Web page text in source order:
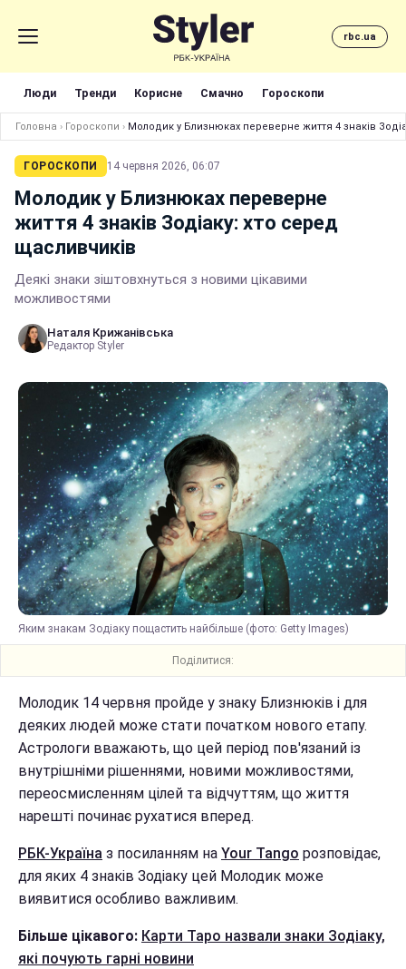
rbc.ua
Люди Тренди Корисне Смачно Гороскопи
Головна › Гороскопи › Молодик у Близнюках переверне життя 4 знаків
ГОРОСКОПИ 14 червня 2026, 06:07
Молодик у Близнюках переверне
життя 4 знаків Зодіаку: хто серед
щасливчиків
Деякі знаки зіштовхнуться з новими цікавими
можливостями
Наталя Крижанівська
Редактор Styler
Яким знакам Зодіаку пощастить найбільше (фото: Getty Images)
Поділитися:
Молодик 14 червня пройде у знаку Близнюків і для
деяких людей може стати початком нового етапу.
Астрологи вважають, що цей період пов'язаний із
внутрішніми рішеннями, новими можливостями,
переосмисленням цілей та відчуттям, що життя
нарешті починає рухатися вперед.
РБК-Україна з посиланням на Your Tango розповідає,
для яких 4 знаків Зодіаку цей Молодик може
виявитися особливо важливим.
Більше цікавого: Карти Таро назвали знаки Зодіаку,
які почують гарні новини